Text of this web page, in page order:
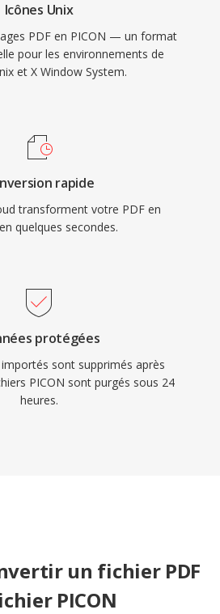
Icônes Unix
PDF en PICON — un format
pour les environnements de
et X Window System.
rapide
transforment votre PDF en
quelques secondes.
protégées
sont supprimés après
PICON sont purgés sous 24
heures.
un fichier PDF
PICON